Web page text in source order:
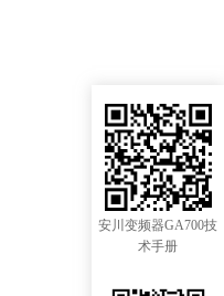
安川变频器GA700技
术手册